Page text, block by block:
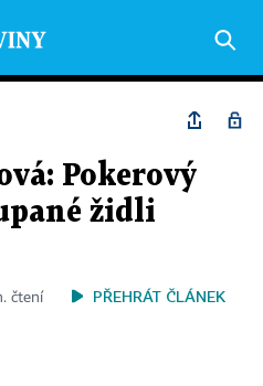
Pokerový
židli
čtení PŘEHRÁT ČLÁNEK